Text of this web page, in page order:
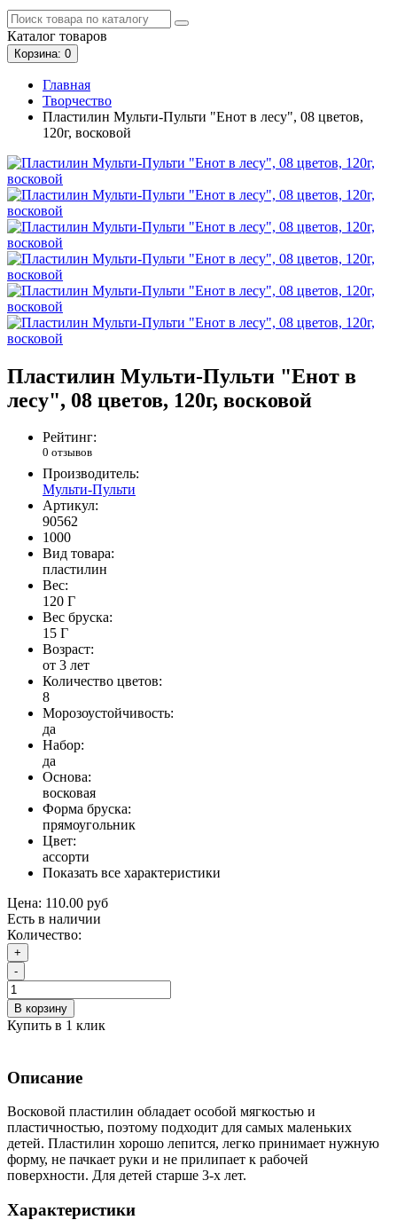
Каталог товаров
Корзина: 0
Главная
Творчество
Пластилин Мульти-Пульти "Енот в лесу", 08 цветов,
120г, восковой
Пластилин Мульти-Пульти "Енот в
лесу", 08 цветов, 120г, восковой
Рейтинг:
0 отзывов
Производитель:
Мульти-Пульти
Артикул:
90562
1000
Вид товара:
пластилин
Вес:
120 Г
Вес бруска:
15 Г
Возраст:
от 3 лет
Количество цветов:
8
Морозоустойчивость:
да
Набор:
да
Основа:
восковая
Форма бруска:
прямоугольник
Цвет:
ассорти
Показать все характеристики
Цена: 110.00 руб
Есть в наличии
Количество:
+
-
В корзину
Купить в 1 клик
Описание
Восковой пластилин обладает особой мягкостью и
пластичностью, поэтому подходит для самых маленьких
детей. Пластилин хорошо лепится, легко принимает нужную
форму, не пачкает руки и не прилипает к рабочей
поверхности. Для детей старше 3-х лет.
Характеристики